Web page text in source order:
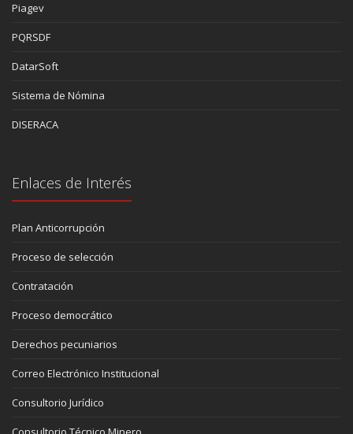
Piagev
PQRSDF
DatarSoft
Sistema de Nómina
DISERACA
Enlaces de Interés
Plan Anticorrupción
Proceso de selección
Contratación
Proceso democrático
Derechos pecuniarios
Correo Electrónico Institucional
Consultorio Jurídico